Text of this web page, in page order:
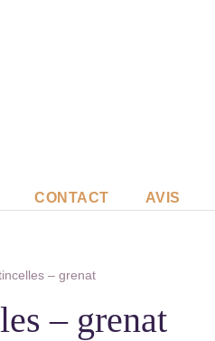
CONTACT AVIS
– grenat
– grenat